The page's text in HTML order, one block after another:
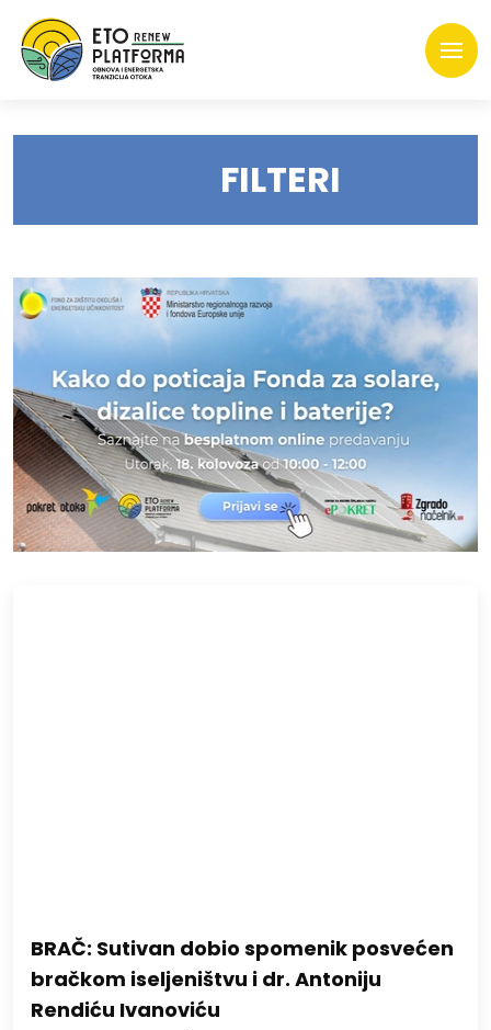
FILTERI
BRAČ: Sutivan dobio spomenik posvećen
bračkom iseljeništvu i dr. Antoniju
Rendiću Ivanoviću